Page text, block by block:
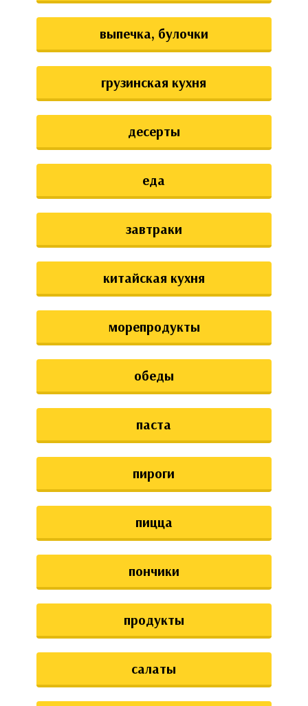
выпечка, булочки
грузинская кухня
десерты
еда
завтраки
китайская кухня
морепродукты
обеды
паста
пироги
пицца
пончики
продукты
салаты